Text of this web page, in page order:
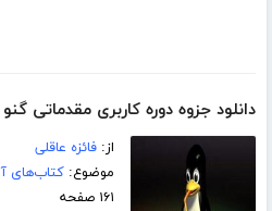
دانلود جزوه دوره کاربری مقدماتی
از:فائزه عاقلی
موضوع:کتاب‌های
۱۶۱ صفحه